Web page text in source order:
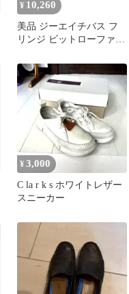
¥ 10,260
美品 ジーエイチバス フ
リンジ ビットローファー
ペリー
¥ 3,000
C la r k s ホワイトレザー
スニーカー